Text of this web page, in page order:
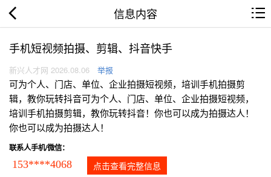
信息内容
手机短视频拍摄、剪辑、抖音快手
新兴人才网 2026.08.06 举报
可为个人、门店、单位、企业拍摄短视频，培训手机拍摄剪
辑，教你玩转抖音可为个人、门店、单位、企业拍摄短视频，
培训手机拍摄剪辑，教你玩转抖音！你也可以成为拍摄达人！
你也可以成为拍摄达人！
联系人手机/微信：
153****4068 点击查看完整信息